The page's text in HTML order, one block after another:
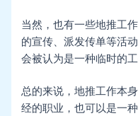
当然，也有一些地推工
的宣传、派发传单等活
会被认为是一种临时的
总的来说，地推工作本
经的职业，也可以是一